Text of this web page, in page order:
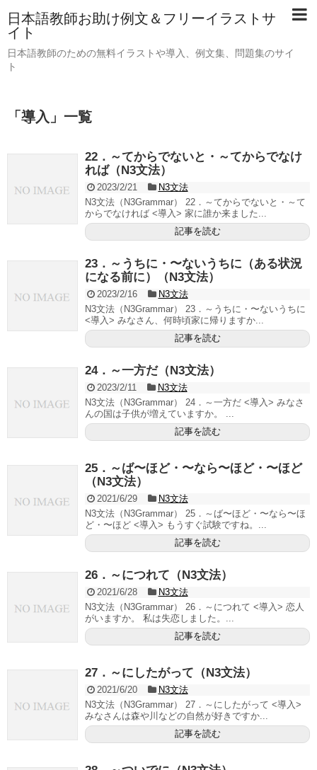
日本語教師お助け例文＆フリーイラストサ
イト
日本語教師のための無料イラストや導入、例文集、問題集のサイ
ト
「 導入 」 一覧
22．～てからでないと・～てからでなけ
れば（N3文法）
2023/2/21
N3文法
N3文法（N3Grammar） 22．～てからでないと・～て
からでなければ <導入> 家に誰か来ました...
記事を読む
23．～うちに・〜ないうちに（ある状況
になる前に）（N3文法）
2023/2/16
N3文法
N3文法（N3Grammar） 23．～うちに・〜ないうちに
<導入> みなさん、何時頃家に帰りますか...
記事を読む
24．～一方だ（N3文法）
2023/2/11
N3文法
N3文法（N3Grammar） 24．～一方だ <導入> みなさ
んの国は子供が増えていますか。 ...
記事を読む
25．～ば〜ほど・〜なら〜ほど・〜ほど
（N3文法）
2021/6/29
N3文法
N3文法（N3Grammar） 25．～ば〜ほど・〜なら〜ほ
ど・〜ほど <導入> もうすぐ試験ですね。...
記事を読む
26．～につれて（N3文法）
2021/6/28
N3文法
N3文法（N3Grammar） 26．～につれて <導入> 恋人
がいますか。 私は失恋しました。...
記事を読む
27．～にしたがって（N3文法）
2021/6/20
N3文法
N3文法（N3Grammar） 27．～にしたがって <導入>
みなさんは森や川などの自然が好きですか...
記事を読む